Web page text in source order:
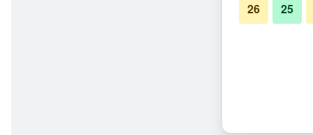
ريزورت آند سبا
25
26